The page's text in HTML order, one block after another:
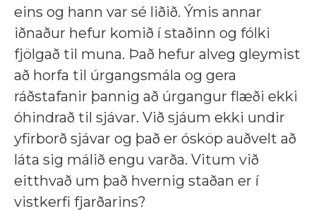
eins og hann var sé liðið. Ýmis annar
iðnaður hefur komið í staðinn og fólki
fjölgað til muna. Það hefur alveg gleymist
að horfa til úrgangsmála og gera
ráðstafanir þannig að úrgangur flæði ekki
óhindrað til sjávar. Við sjáum ekki undir
yfirborð sjávar og það er ósköp auðvelt að
láta sig málið engu varða. Vitum við
eitthvað um það hvernig staðan er í
vistkerfi fjarðarins?